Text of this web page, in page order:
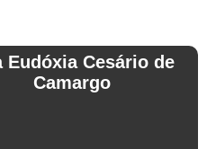
Eudóxia Cesário de
Camargo